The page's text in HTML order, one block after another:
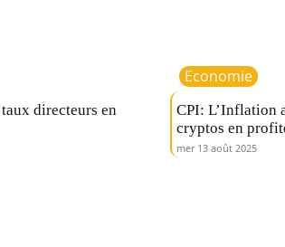
directeurs en
Economie
CPI: L’Inflation
cryptos en
mer 13 août 2025